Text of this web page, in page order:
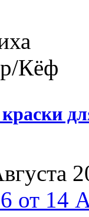
Кёф
от 14